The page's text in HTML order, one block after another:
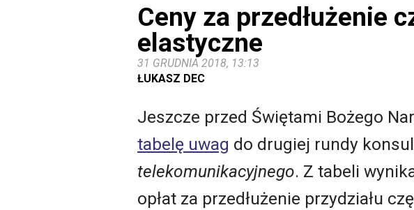
Ceny za przedłużenie
elastyczne
31 GRUDNIA 2018, 13:13
ŁUKASZ DEC
Jeszcze przed Świętami Bożego
tabelę uwag do drugiej rundy
telekomunikacyjnego. Z tabeli
opłat za przedłużenie przydziału